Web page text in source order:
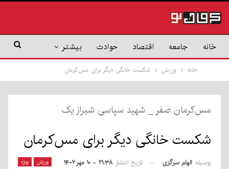
خانه جامعه اقتصاد حوادث بیشتر
خانه ورزش شکست خانگی دیگر برای مس‌کرمان
مس‌کرمان صفر _ شهید سپاسی شیراز یک
شکست خانگی دیگر برای مس‌کرمان
ورزش ویژه بوسیله الهام سرگزی تاریخ انتشار ۲۱:۳۸ - ۱۰ مهر ۱۴۰۲